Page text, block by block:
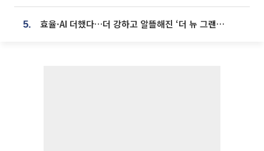
5. 효율·AI 더했다…더 강하고 알뜰해진 ‘더 뉴 그랜저 하이브리드’ [ET의 모빌리티]